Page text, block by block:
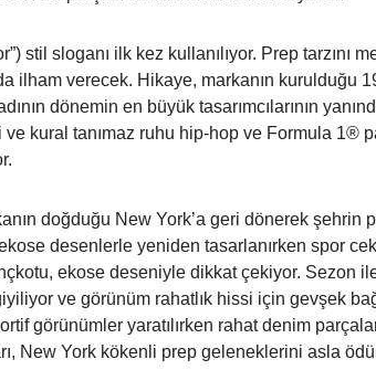
stil sloganı ilk kez kullanılıyor. Prep tarzını
verecek. Hikaye, markanın kurulduğu
dönemin en büyük tasarımcılarının
kural tanımaz ruhu hip-hop ve Formula 1®
doğduğu New York’a geri dönerek şehrin
desenlerle yeniden tasarlanırken spor
ekose deseniyle dikkat çekiyor. Sezon
ve görünüm rahatlık hissi için gevşek
görünümler yaratılırken rahat denim
New York kökenli prep geleneklerini asla